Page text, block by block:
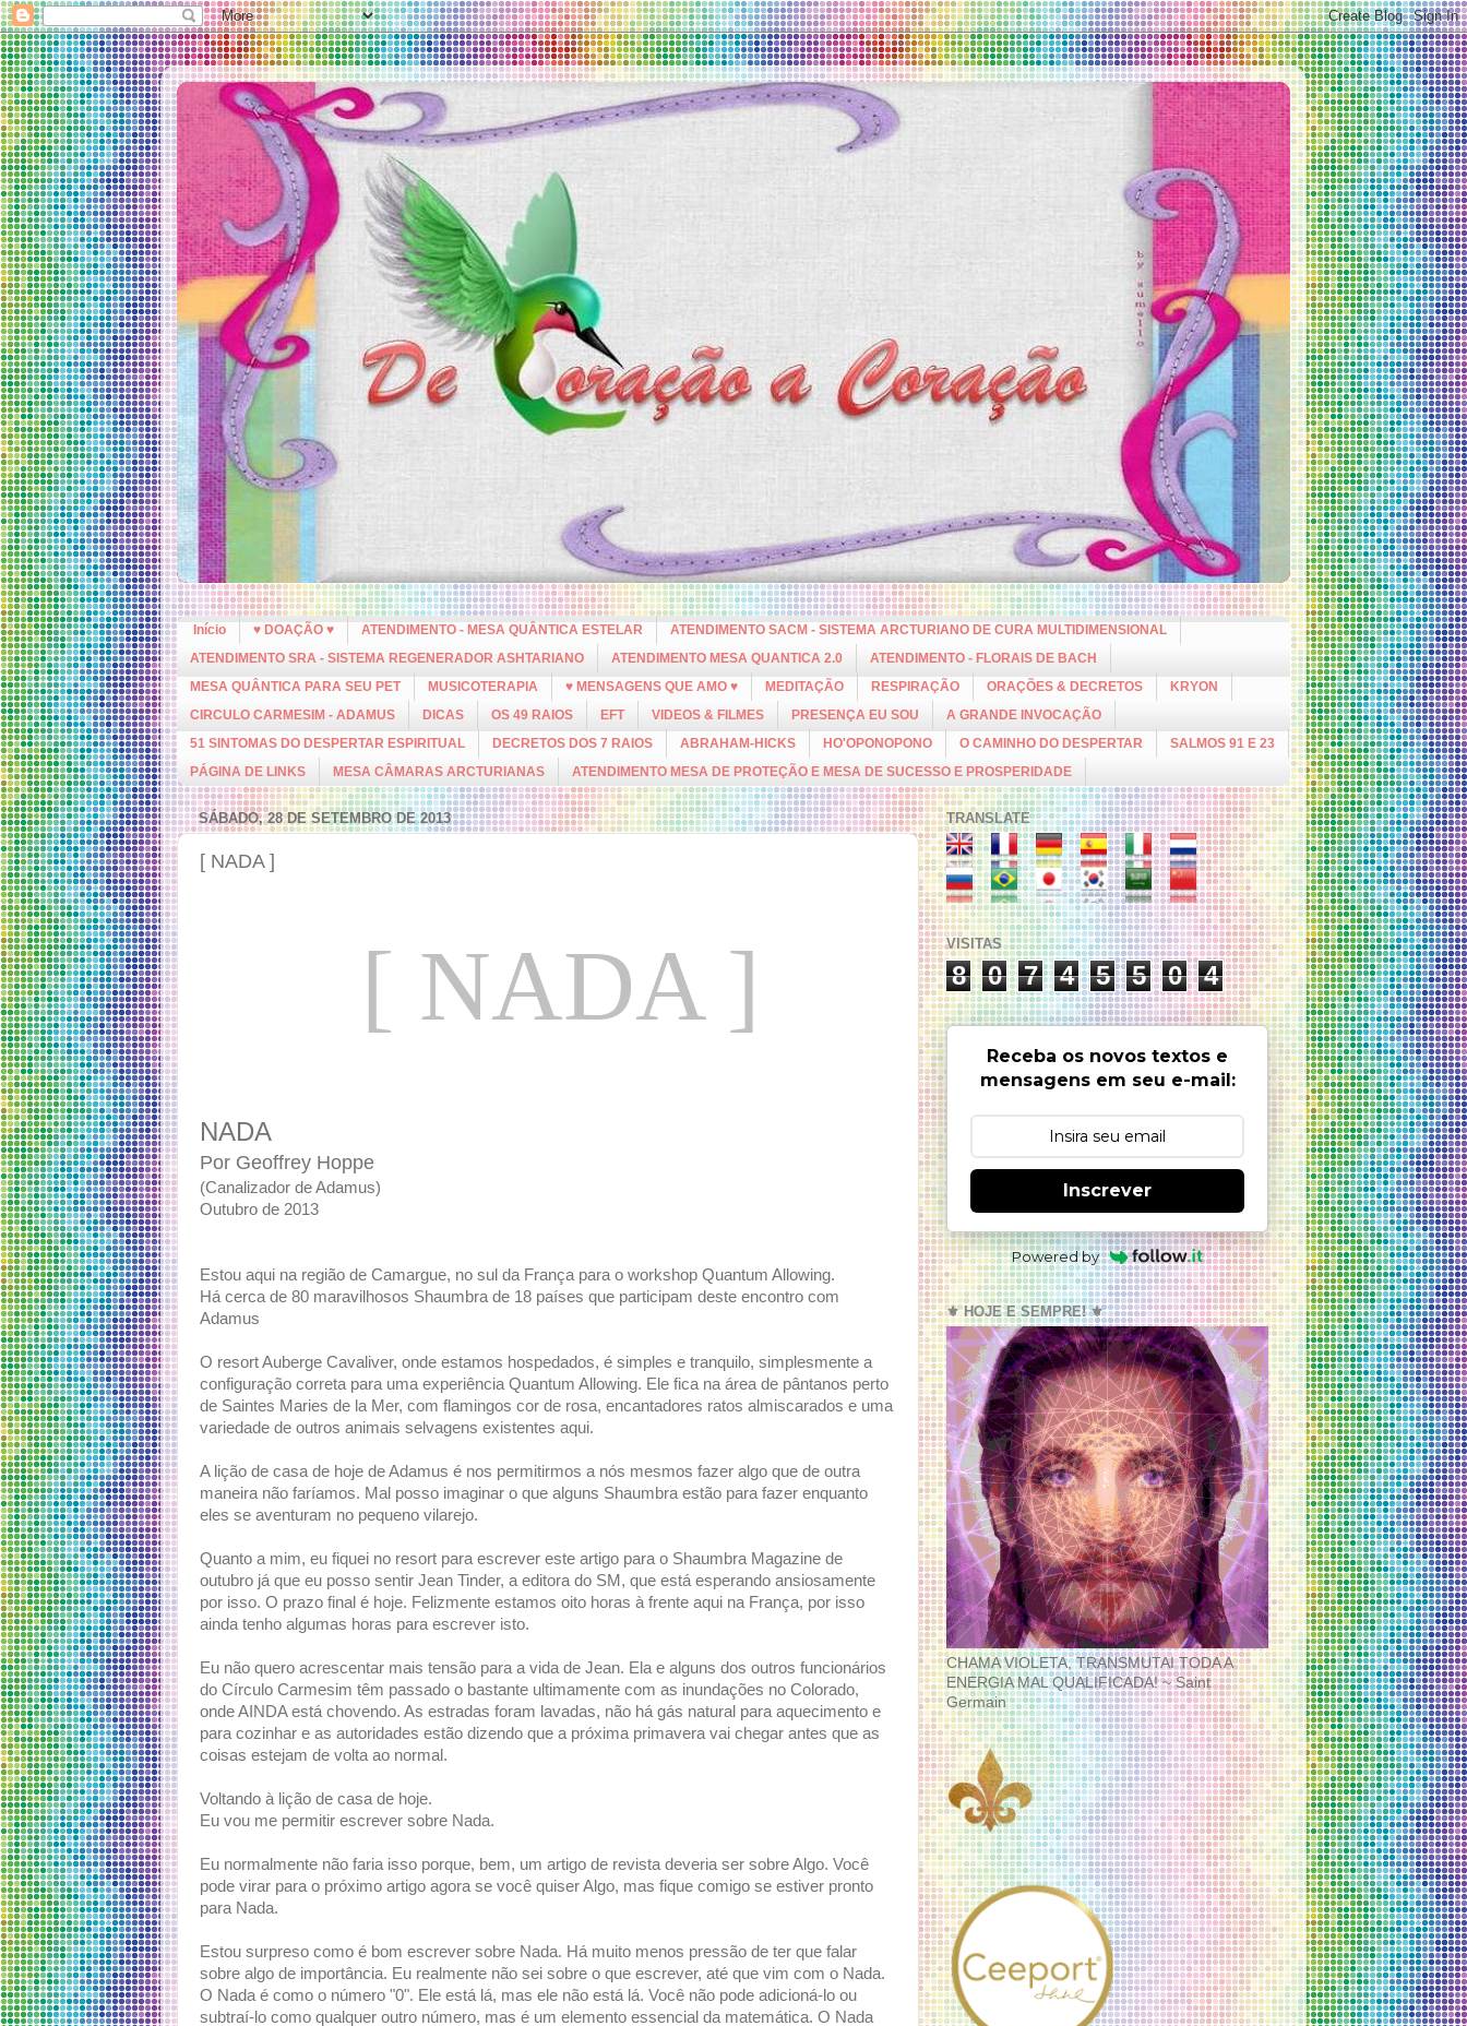
Início ♥ DOAÇÃO ♥ ATENDIMENTO - MESA QUÂNTICA ESTELAR
ATENDIMENTO SACM - SISTEMA ARCTURIANO DE CURA MULTIDIMENSIONAL
ATENDIMENTO SRA - SISTEMA REGENERADOR ASHTARIANO
ATENDIMENTO MESA QUANTICA 2.0
ATENDIMENTO - FLORAIS DE BACH
MESA QUÂNTICA PARA SEU PET
MUSICOTERAPIA ♥ MENSAGENS QUE AMO ♥ MEDITAÇÃO RESPIRAÇÃO ORAÇÕES & DECRETOS
KRYON
CIRCULO CARMESIM - ADAMUS
DICAS OS 49 RAIOS EFT VIDEOS & FILMES PRESENÇA EU SOU
A GRANDE INVOCAÇÃO
51 SINTOMAS DO DESPERTAR ESPIRITUAL
DECRETOS DOS 7 RAIOS ABRAHAM-HICKS HO'OPONOPONO O CAMINHO DO DESPERTAR
SALMOS 91 E 23
PÁGINA DE LINKS
MESA CÂMARAS ARCTURIANAS ATENDIMENTO MESA DE PROTEÇÃO E MESA DE SUCESSO E PROSPERIDADE
SÁBADO, 28 DE SETEMBRO DE 2013
[ NADA ]
[ NADA ]
NADA
Por Geoffrey Hoppe
(Canalizador de Adamus)
Outubro de 2013
Estou aqui na região de Camargue, no sul da França para o workshop Quantum Allowing.
Há cerca de 80 maravilhosos Shaumbra de 18 países que participam deste encontro com
Adamus
O resort Auberge Cavaliver, onde estamos hospedados, é simples e tranquilo, simplesmente a
configuração correta para uma experiência Quantum Allowing. Ele fica na área de pântanos perto
de Saintes Maries de la Mer, com flamingos cor de rosa, encantadores ratos almiscarados e uma
variedade de outros animais selvagens existentes aqui.
A lição de casa de hoje de Adamus é nos permitirmos a nós mesmos fazer algo que de outra
maneira não faríamos. Mal posso imaginar o que alguns Shaumbra estão para fazer enquanto
eles se aventuram no pequeno vilarejo.
Quanto a mim, eu fiquei no resort para escrever este artigo para o Shaumbra Magazine de
outubro já que eu posso sentir Jean Tinder, a editora do SM, que está esperando ansiosamente
por isso. O prazo final é hoje. Felizmente estamos oito horas à frente aqui na França, por isso
ainda tenho algumas horas para escrever isto.
Eu não quero acrescentar mais tensão para a vida de Jean. Ela e alguns dos outros funcionários
do Círculo Carmesim têm passado o bastante ultimamente com as inundações no Colorado,
onde AINDA está chovendo. As estradas foram lavadas, não há gás natural para aquecimento e
para cozinhar e as autoridades estão dizendo que a próxima primavera vai chegar antes que as
coisas estejam de volta ao normal.
Voltando à lição de casa de hoje.
Eu vou me permitir escrever sobre Nada.
Eu normalmente não faria isso porque, bem, um artigo de revista deveria ser sobre Algo. Você
pode virar para o próximo artigo agora se você quiser Algo, mas fique comigo se estiver pronto
para Nada.
Estou surpreso como é bom escrever sobre Nada. Há muito menos pressão de ter que falar
sobre algo de importância. Eu realmente não sei sobre o que escrever, até que vim com o Nada.
O Nada é como o número "0". Ele está lá, mas ele não está lá. Você não pode adicioná-lo ou
subtraí-lo como qualquer outro número, mas é um elemento essencial da matemática. O Nada
TRANSLATE
VISITAS
8 0 7 4 5 5 0 4
Receba os novos textos e
mensagens em seu e-mail:
Inscrever
Powered by
⚜️ HOJE E SEMPRE! ⚜️
CHAMA VIOLETA, TRANSMUTAI TODA A
ENERGIA MAL QUALIFICADA! ~ Saint
Germain